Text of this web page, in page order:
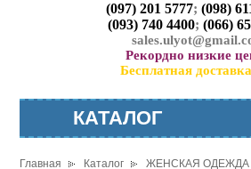
(097) 201 5777;(098)
(093) 740 4400;(066)
Рекордно низкие
Бесплатная
КАТАЛОГ
Главная Каталог ЖЕНСКАЯ ОДЕЖДА